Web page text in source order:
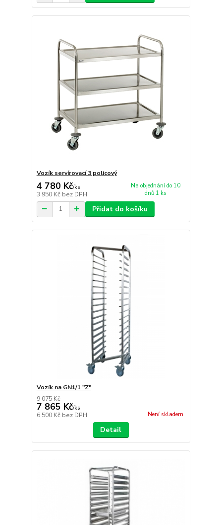
Vozík servírovací 3 policový
4 780 Kč/ks
3 950 Kč bez DPH
Na objednání do 10
dnů 1 ks
Přidat do košíku
Vozík na GN1/1 "Z"
9 075 Kč
7 865 Kč/ks
6 500 Kč bez DPH Není skladem
Detail